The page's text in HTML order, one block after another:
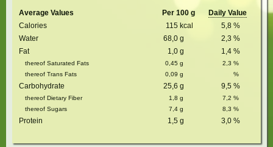
Average Values Per 100 g
Daily Value
Calories
115 kcal 5,8 %
Water
68,0 g 2,3 %
Fat
1,0 g 1,4 %
thereof Saturated Fats 0,45 g 2,3 %
thereof Trans Fats
0,09 g %
Carbohydrate 25,6 g 9,5 %
thereof Dietary Fiber 1,8 g 7,2 %
thereof Sugars
7,4 g 8,3 %
Protein 1,5 g 3,0 %